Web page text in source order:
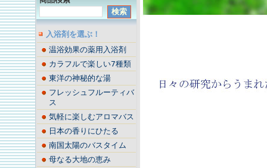
入浴剤を選ぶ！
温浴効果の薬用入浴剤
カラフルで楽しい7種類
東洋の神秘的な湯
フレッシュフルーティバ
ス
気軽に楽しむアロマバス
日本の香りにひたる
南国太陽のバスタイム
母なる大地の恵み